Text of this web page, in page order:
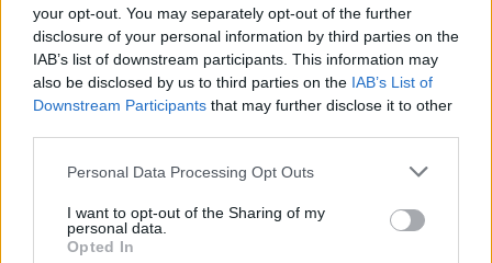
your opt-out. You may separately opt-out of the further
disclosure of your personal information by third parties on the
IAB’s list of downstream participants. This information may
also be disclosed by us to third parties on the IAB’s List of
Downstream Participants that may further disclose it to other
Please note that this website/app uses one or more Google
not limited to your visit or usage behaviour. You may click to
grant or deny consent to Google and its third-party tags to
use your data for below specified purposes in below Google
Personal Data Processing Opt Outs
I want to opt-out of the Sharing of my
personal data.
Opted In